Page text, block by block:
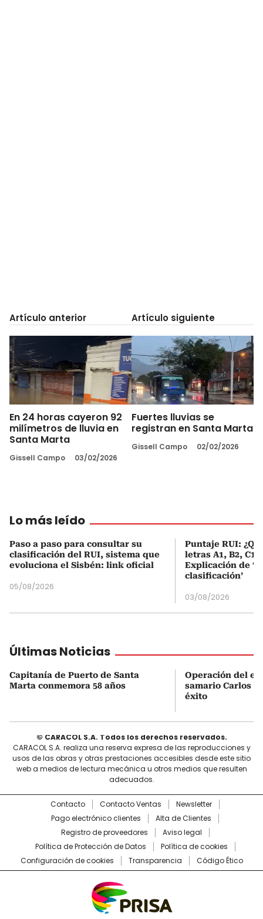
Artículo anterior
En 24 horas cayeron 92
milímetros de lluvia en
Santa Marta
Gissell Campo 03/02/2026
Artículo siguiente
Fuertes lluvias se
registran en Santa Marta
Gissell Campo 02/02/2026
Lo más leído
Paso a paso para consultar su
clasificación del RUI, sistema que
evoluciona el Sisbén: link oficial
05/08/2026
Puntaje RUI:
letras A1, B2, C1
Explicación de
clasificación’
03/08/2026
Últimas Noticias
Capitanía de Puerto de Santa
Marta conmemora 58 años
Operación del
samario Carlos
éxito
© CARACOL S.A. Todos los derechos reservados.
CARACOL S.A. realiza una reserva expresa de las reproducciones y
usos de las obras y otras prestaciones accesibles desde este sitio
web a medios de lectura mecánica u otros medios que resulten
adecuados.
Contacto Contacto Ventas
Newsletter
Pago electrónico clientes
Alta de Clientes
Registro de proveedores
Aviso legal
Política de Protección de Datos
Política de cookies
Configuración de cookies
Transparencia Código Ético